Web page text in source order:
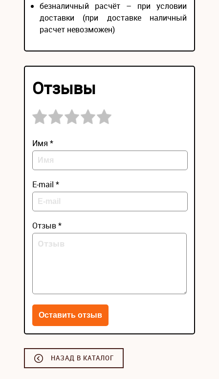
безналичный расчёт – при условии
доставки (при доставке наличный
расчет невозможен)
Отзывы
Имя *
E-mail *
Отзыв *
НАЗАД В КАТАЛОГ